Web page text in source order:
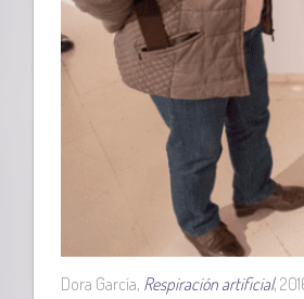
Dora García, Respiración artificial,